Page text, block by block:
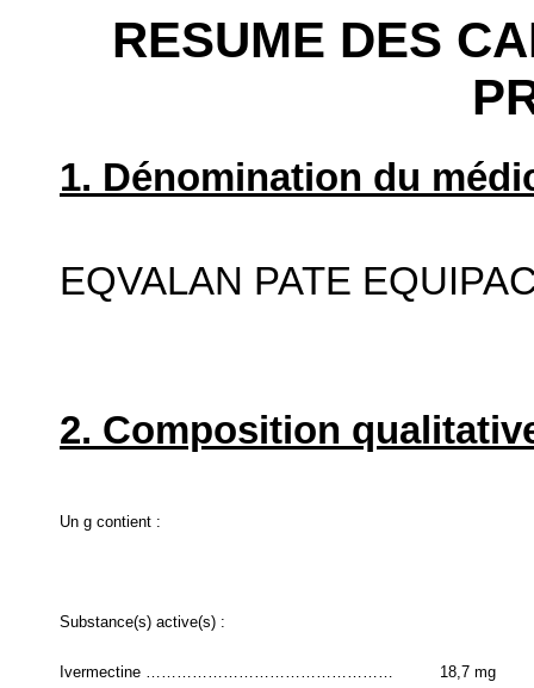
RESUME DES
1. Dénomination du
EQVALAN PATE
2. Composition
Un g contient :
Substance(s) active(s) :
Ivermectine ………………………………………… 18,7 mg